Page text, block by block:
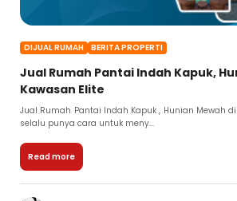
DIJUAL RUMAH BERITA PROPERTI
Jual Rumah Pantai Indah Kapuk,
Kawasan Elite
Jual Rumah Pantai Indah Kapuk , Hunian Mewah
selalu punya cara untuk meny...
Read more